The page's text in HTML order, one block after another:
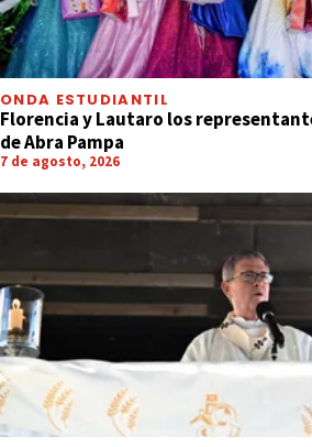
ONDA ESTUDIANTIL
Florencia y Lautaro los
de Abra Pampa
7 de agosto, 2026